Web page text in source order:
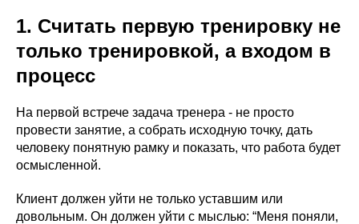
1. Считать первую тренировку не
только тренировкой, а входом в
процесс
На первой встрече задача тренера - не просто
провести занятие, а собрать исходную точку, дать
человеку понятную рамку и показать, что работа будет
осмысленной.
Клиент должен уйти не только уставшим или
довольным. Он должен уйти с мыслью: “Меня поняли,